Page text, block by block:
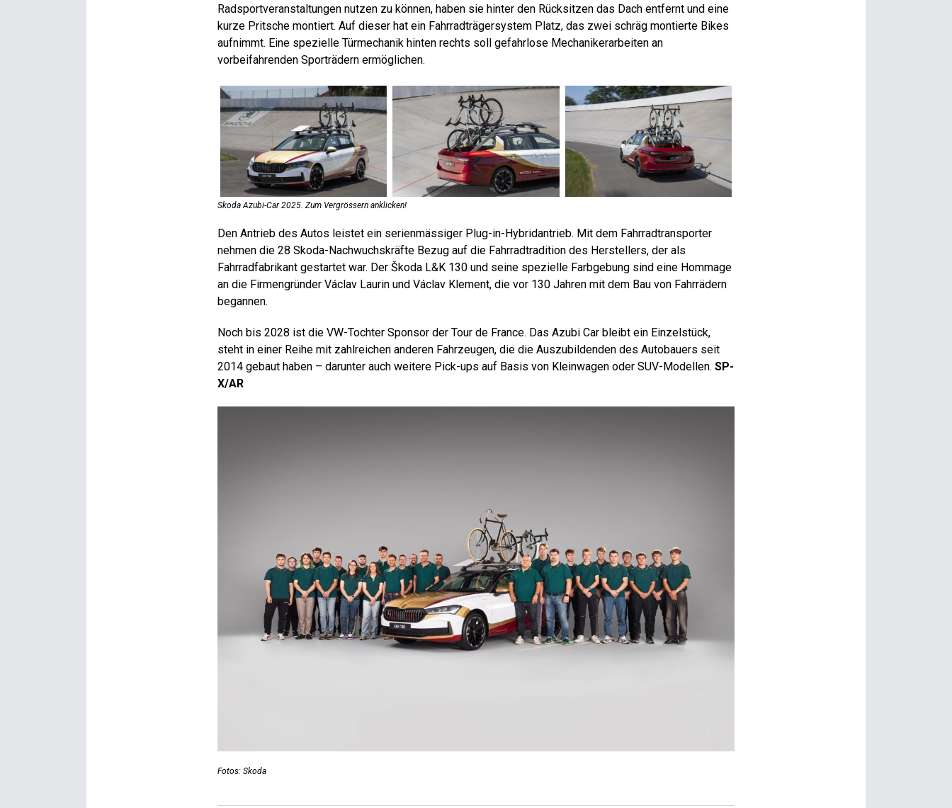
Radsportveranstaltungen nutzen zu können, haben sie hinter den Rücksitzen das Dach entfernt und eine
kurze Pritsche montiert. Auf dieser hat ein Fahrradträgersystem Platz, das zwei schräg montierte Bikes
aufnimmt. Eine spezielle Türmechanik hinten rechts soll gefahrlose Mechanikerarbeiten an
vorbeifahrenden Sporträdern ermöglichen.
Skoda Azubi-Car 2025. Zum Vergrössern anklicken!
Den Antrieb des Autos leistet ein serienmässiger Plug-in-Hybridantrieb. Mit dem Fahrradtransporter
nehmen die 28 Skoda-Nachwuchskräfte Bezug auf die Fahrradtradition des Herstellers, der als
Fahrradfabrikant gestartet war. Der Škoda L&K 130 und seine spezielle Farbgebung sind eine Hommage
an die Firmengründer Václav Laurin und Václav Klement, die vor 130 Jahren mit dem Bau von Fahrrädern
begannen.
Noch bis 2028 ist die VW-Tochter Sponsor der Tour de France. Das Azubi Car bleibt ein Einzelstück,
steht in einer Reihe mit zahlreichen anderen Fahrzeugen, die die Auszubildenden des Autobauers seit
2014 gebaut haben – darunter auch weitere Pick-ups auf Basis von Kleinwagen oder SUV-Modellen. SP-
X/AR
Fotos: Skoda